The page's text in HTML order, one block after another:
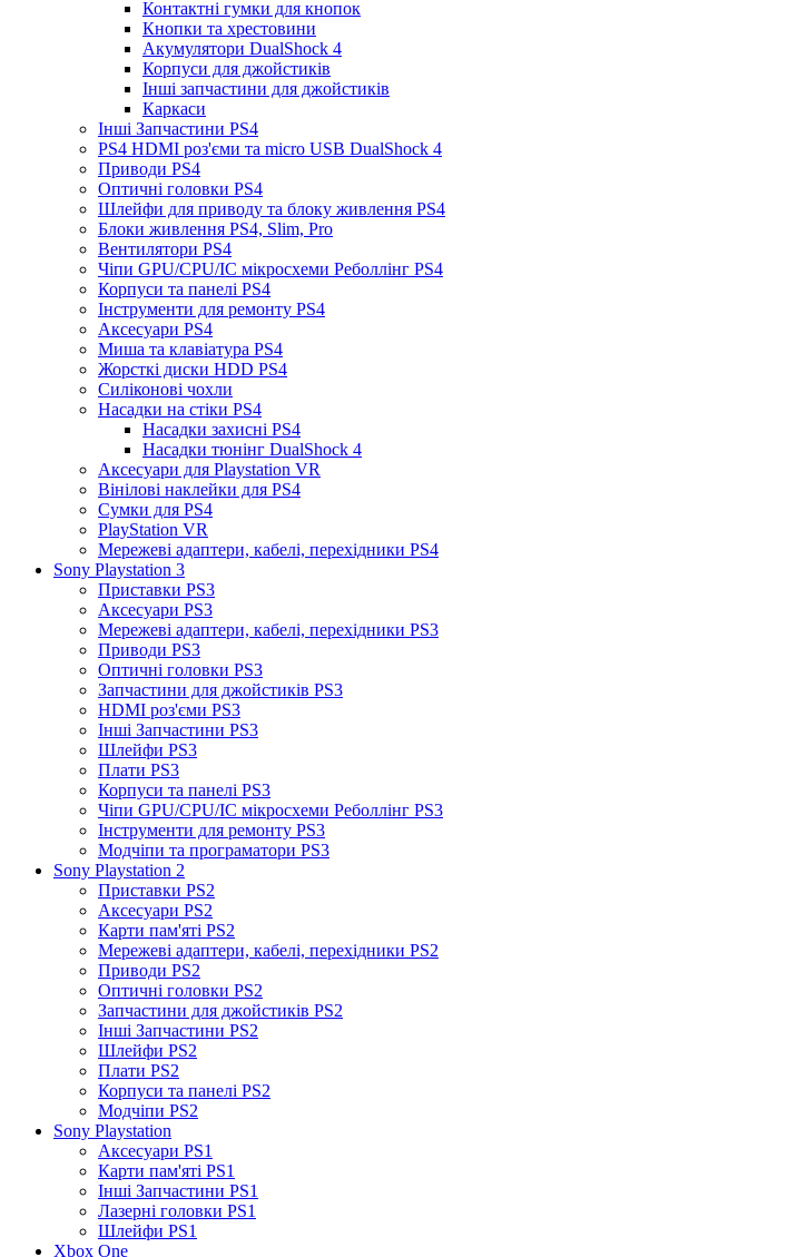
Контактні гумки для кнопок
Кнопки та хрестовини
Акумулятори DualShock 4
Корпуси для джойстиків
Інші запчастини для джойстиків
Каркаси
Інші Запчастини PS4
PS4 HDMI роз'єми та micro USB DualShock 4
Приводи PS4
Оптичні головки PS4
Шлейфи для приводу та блоку живлення PS4
Блоки живлення PS4, Slim, Pro
Вентилятори PS4
Чіпи GPU/CPU/IC мікросхеми Реболлінг PS4
Корпуси та панелі PS4
Інструменти для ремонту PS4
Аксесуари PS4
Миша та клавіатура PS4
Жорсткі диски HDD PS4
Силіконові чохли
Насадки на стіки PS4
Насадки захисні PS4
Насадки тюнінг DualShock 4
Аксесуари для Playstation VR
Вінілові наклейки для PS4
Сумки для PS4
PlayStation VR
Мережеві адаптери, кабелі, перехідники PS4
Sony Playstation 3
Приставки PS3
Аксесуари PS3
Мережеві адаптери, кабелі, перехідники PS3
Приводи PS3
Оптичні головки PS3
Запчастини для джойстиків PS3
HDMI роз'єми PS3
Інші Запчастини PS3
Шлейфи PS3
Плати PS3
Корпуси та панелі PS3
Чіпи GPU/CPU/IC мікросхеми Реболлінг PS3
Інструменти для ремонту PS3
Модчіпи та програматори PS3
Sony Playstation 2
Приставки PS2
Аксесуари PS2
Карти пам'яті PS2
Мережеві адаптери, кабелі, перехідники PS2
Приводи PS2
Оптичні головки PS2
Запчастини для джойстиків PS2
Інші Запчастини PS2
Шлейфи PS2
Плати PS2
Корпуси та панелі PS2
Модчіпи PS2
Sony Playstation
Аксесуари PS1
Карти пам'яті PS1
Інші Запчастини PS1
Лазерні головки PS1
Шлейфи PS1
Xbox One